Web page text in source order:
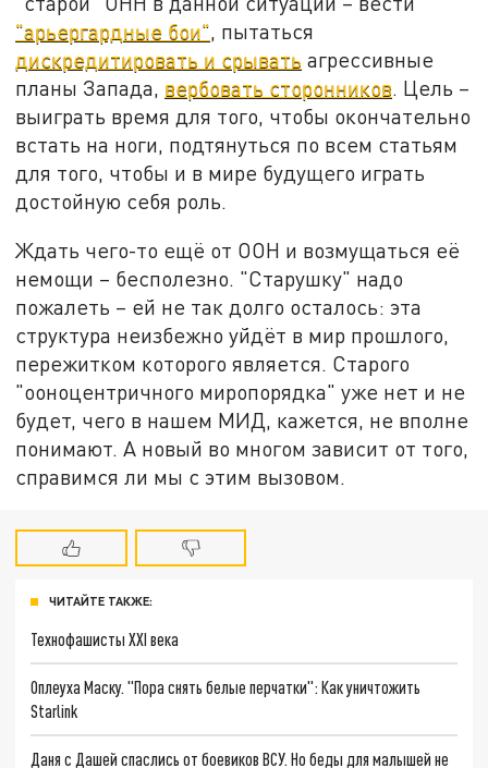
"арьергардные бои", пытаться
дискредитировать и срывать агрессивные
планы Запада, вербовать сторонников. Цель –
выиграть время для того, чтобы окончательно
встать на ноги, подтянуться по всем статьям
для того, чтобы и в мире будущего играть
достойную себя роль.
Ждать чего-то ещё от ООН и возмущаться её
немощи – бесполезно. "Старушку" надо
пожалеть – ей не так долго осталось: эта
структура неизбежно уйдёт в мир прошлого,
пережитком которого является. Старого
"ооноцентричного миропорядка" уже нет и не
будет, чего в нашем МИД, кажется, не вполне
понимают. А новый во многом зависит от того,
справимся ли мы с этим вызовом.
ЧИТАЙТЕ ТАКЖЕ:
Технофашисты XXI века
Оплеуха Маску. "Пора снять белые перчатки": Как уничтожить
Starlink
Даня с Дашей спаслись от боевиков ВСУ. Но беды для малышей не